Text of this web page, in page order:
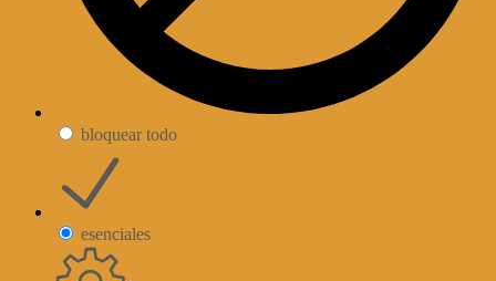
bloquear todo
esenciales